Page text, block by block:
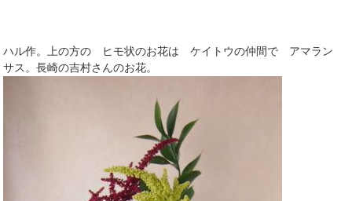
ハル作。上の方の ヒモ状のお花は ケイトウの仲間で アマラン
サス。長崎の吉村さんのお花。